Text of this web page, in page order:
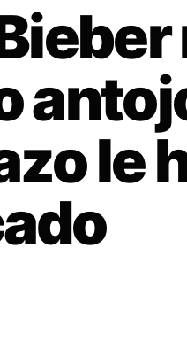
le